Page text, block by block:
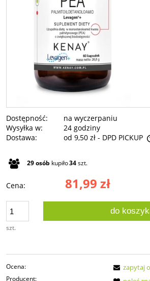
Dostępność:
na wyczerpaniu
Wysyłka w:
24 godziny
Dostawa:
od 9,50 zł - DPD PICKUP
Cena nie zawiera ewentualnych kosztów
29osób kupiło34szt.
Cena: 81,99 zł
szt.
do
Ocena:
Producent:
zapytaj